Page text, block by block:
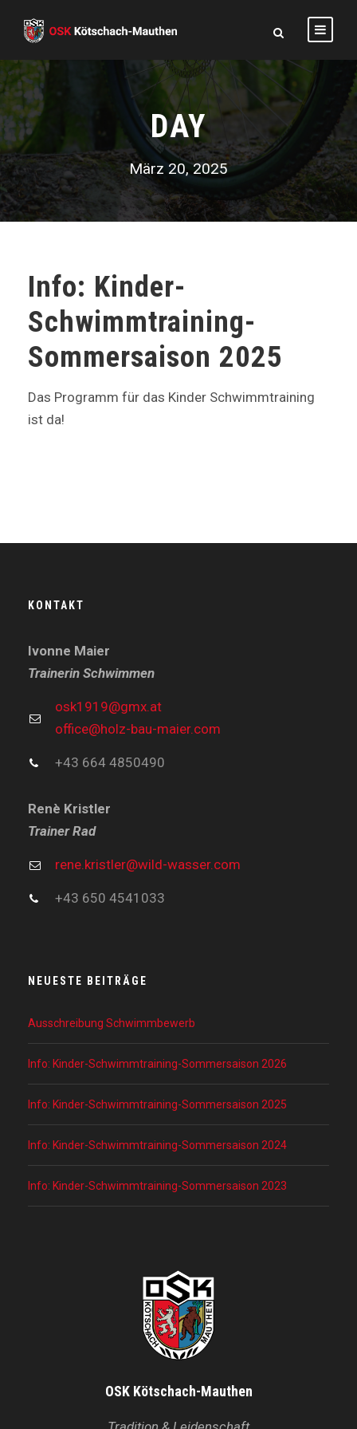
DAY
März 20, 2025
Info: Kinder-
Schwimmtraining-
Sommersaison 2025
Das Programm für das Kinder Schwimmtraining
ist da!
KONTAKT
Ivonne Maier
Trainerin Schwimmen
osk1919@gmx.at
office@holz-bau-maier.com
+43 664 4850490
Renè Kristler
Trainer Rad
rene.kristler@wild-wasser.com
+43 650 4541033
NEUESTE BEITRÄGE
Ausschreibung Schwimmbewerb
Info: Kinder-Schwimmtraining-Sommersaison 2026
Info: Kinder-Schwimmtraining-Sommersaison 2025
Info: Kinder-Schwimmtraining-Sommersaison 2024
Info: Kinder-Schwimmtraining-Sommersaison 2023
OSK Kötschach-Mauthen